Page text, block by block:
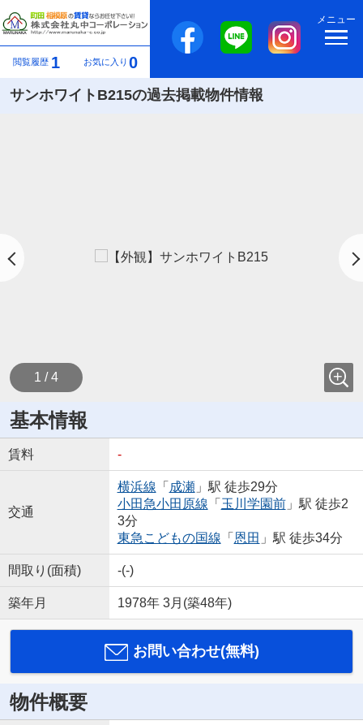
閲覧履歴 1 お気に入り 0
メニュー
サンホワイトB215の過去掲載物件情報
1 / 4
基本情報
賃料 -
交通
横浜線 「 成瀬」駅 徒歩29分
小田急小田原線 「 玉川学園前」駅 徒歩2
3分
東急こどもの国線 「 恩田 」駅 徒歩34分
間取り(面積) -(-)
築年月 1978年 3月(築48年)
お問い合わせ(無料)
物件概要